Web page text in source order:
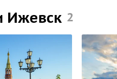
Ижевск 2